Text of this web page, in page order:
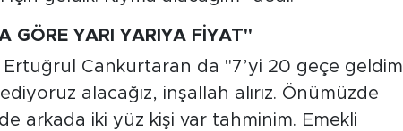
GÖRE YARI YARIYA FİYAT"
Cankurtaran da "7’yi 20 geçe geldim
alacağız, inşallah alırız. Önümüzde
arkada iki yüz kişi var tahminim. Emekli